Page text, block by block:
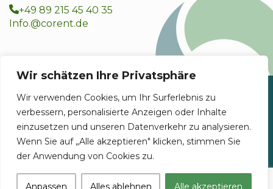
Wir schätzen Ihre Privatsphäre
Wir verwenden Cookies, um Ihr Surferlebnis zu
verbessern, personalisierte Anzeigen oder Inhalte
einzusetzen und unseren Datenverkehr zu analysieren.
Wenn Sie auf „Alle akzeptieren" klicken, stimmen Sie
der Anwendung von Cookies zu.
Anpassen Alles ablehnen Alle akzeptieren
+49 89 215 45 40 35
Info.@corent.de
Impressum & Datenschutz